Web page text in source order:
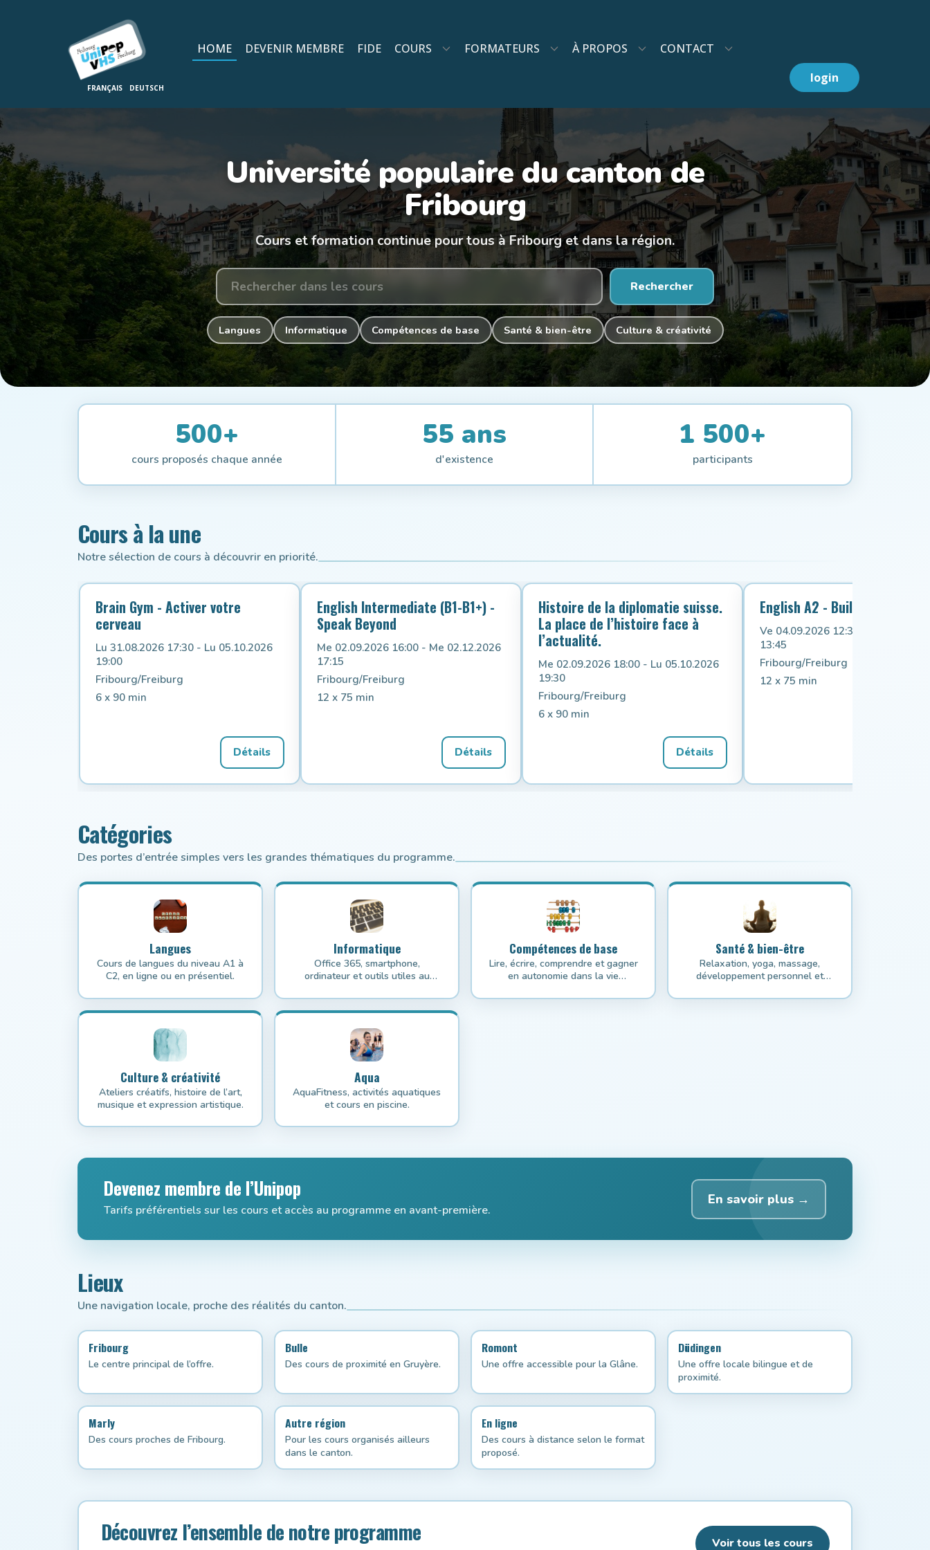
HOME DEVENIR MEMBRE FIDE COURS FORMATEURS À PROPOS
CONTACT
login
Université populaire du canton de
Fribourg
Cours et formation continue pour tous à Fribourg et dans la région.
Rechercher
Langues Informatique Compétences de base Santé & bien-être Culture & créativité
500+
cours proposés chaque année
55 ans
d'existence
1 500+
participants
Cours à la une
Notre sélection de cours à découvrir en priorité.
Brain Gym - Activer votre
cerveau
Lu 31.08.2026 17:30 - Lu 05.10.2026
19:00
Fribourg/Freiburg
6 x 90 min
Détails
English Intermediate (B1-B1+) -
Speak Beyond
Me 02.09.2026 16:00 - Me 02.12.2026
17:15
Fribourg/Freiburg
12 x 75 min
Détails
Histoire de la diplomatie suisse.
La place de l’histoire face à
l’actualité.
Me 02.09.2026 18:00 - Lu 05.10.2026
19:30
Fribourg/Freiburg
6 x 90 min
Détails
English A2 - Building
Ve 04.09.2026 12:30 - Ve
13:45
Fribourg/Freiburg
12 x 75 min
Catégories
Des portes d’entrée simples vers les grandes thématiques du programme.
Langues
Cours de langues du niveau A1 à
C2, en ligne ou en présentiel.
Informatique
Office 365, smartphone,
ordinateur et outils utiles au
Compétences de base
Lire, écrire, comprendre et gagner
en autonomie dans la vie
Santé & bien-être
Relaxation, yoga, massage,
développement personnel et
Culture & créativité
Ateliers créatifs, histoire de l’art,
musique et expression artistique.
Aqua
AquaFitness, activités aquatiques
et cours en piscine.
Devenez membre de l’Unipop
Tarifs préférentiels sur les cours et accès au programme en avant-première.
En savoir plus →
Lieux
Une navigation locale, proche des réalités du canton.
Fribourg
Le centre principal de l’offre.
Bulle
Des cours de proximité en Gruyère.
Romont
Une offre accessible pour la Glâne.
Düdingen
Une offre locale bilingue et de
proximité.
Marly
Des cours proches de Fribourg.
Autre région
Pour les cours organisés ailleurs
dans le canton.
En ligne
Des cours à distance selon le format
proposé.
Découvrez l’ensemble de notre programme Voir tous les cours